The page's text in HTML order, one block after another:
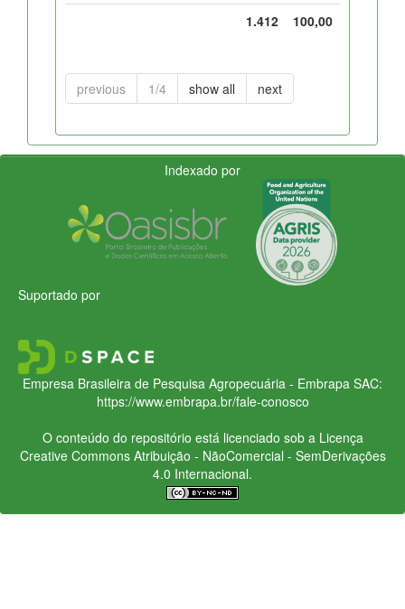
1.412
100,00
previous 1/4 show all next
Indexado por
Suportado por
Empresa Brasileira de Pesquisa Agropecuária - Embrapa SAC:
https://www.embrapa.br/fale-conosco
O conteúdo do repositório está licenciado sob a Licença
Creative CommonsAtribuição - NãoComercial - SemDerivações
4.0 Internacional.